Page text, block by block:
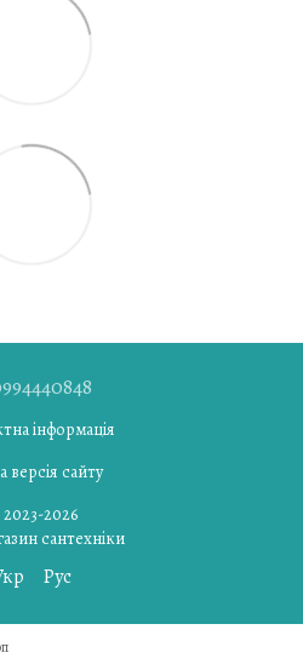
інформація
версія сайту
2026
сантехніки
Рус